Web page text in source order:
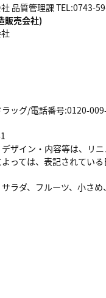
品質管理課 TEL:0743-
販売会社)
ッグ/電話番号:0120-
ザイン・内容等は、リニ
っては、表記されている
ラダ、フルーツ、小さ